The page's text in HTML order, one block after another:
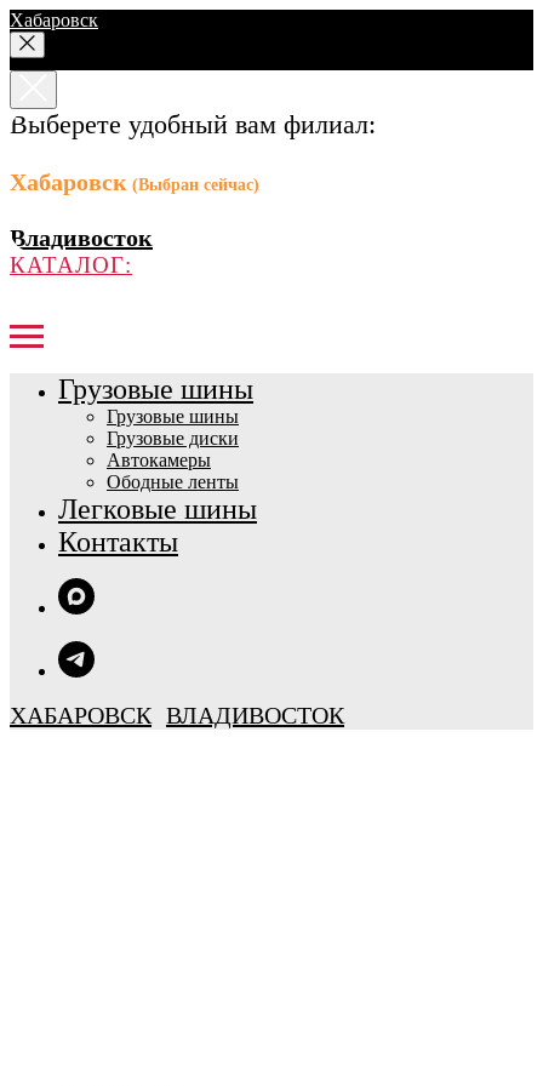
Хабаровск
Выберете удобный вам филиал:
Хабаровск (Выбран сейчас)
Владивосток
КАТАЛОГ:
Грузовые шины
Грузовые шины
Грузовые диски
Автокамеры
Ободные ленты
Легковые шины
Контакты
ХАБАРОВСК ВЛАДИВОСТОК